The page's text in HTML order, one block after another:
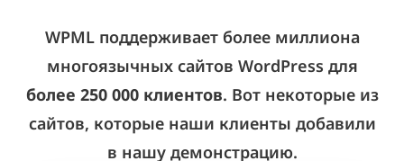
WPML поддерживает более миллиона
многоязычных сайтов WordPress для
более 250 000 клиентов. Вот некоторые из
сайтов, которые наши клиенты добавили
в нашу демонстрацию.